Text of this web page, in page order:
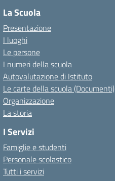
La Scuola
Presentazione
I luoghi
Le persone
I numeri della scuola
Autovalutazione di Istituto
Le carte della scuola (Documenti)
Organizzazione
La storia
I Servizi
Famiglie e studenti
Personale scolastico
Tutti i servizi